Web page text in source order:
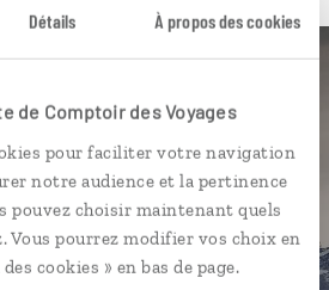
Détails À propos des cookies
de Comptoir des Voyages
pour faciliter votre navigation
notre audience et la pertinence
pouvez choisir maintenant quels
Vous pourrez modifier vos choix en
cookies » en bas de page.
guide en
vers votregasthofen 1